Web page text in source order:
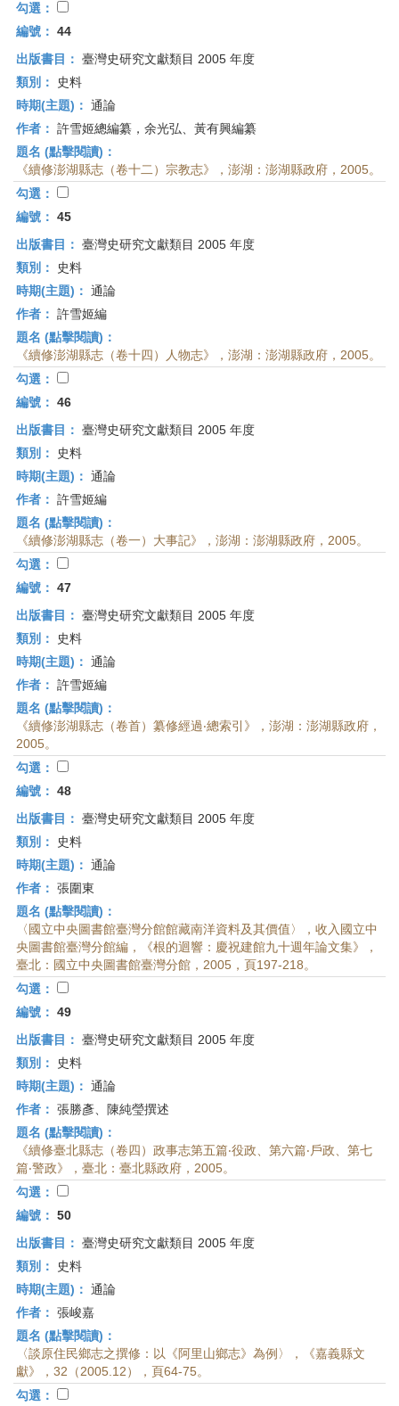
勾選：
編號： 44
出版書目： 臺灣史研究文獻類目 2005 年度
類別：
史料
時期(主題)： 通論
作者： 許雪姬總編纂，余光弘、黃有興編纂
題名 (點擊閱讀)：
《續修澎湖縣志（卷十二）宗教志》，澎湖：澎湖縣政府，2005。
勾選：
編號： 45
出版書目： 臺灣史研究文獻類目 2005 年度
類別：
史料
時期(主題)： 通論
作者： 許雪姬編
題名 (點擊閱讀)：
《續修澎湖縣志（卷十四）人物志》，澎湖：澎湖縣政府，2005。
勾選：
編號： 46
出版書目： 臺灣史研究文獻類目 2005 年度
類別：
史料
時期(主題)： 通論
作者： 許雪姬編
題名 (點擊閱讀)：
《續修澎湖縣志（卷一）大事記》，澎湖：澎湖縣政府，2005。
勾選：
編號： 47
出版書目： 臺灣史研究文獻類目 2005 年度
類別：
史料
時期(主題)： 通論
作者： 許雪姬編
題名 (點擊閱讀)：
《續修澎湖縣志（卷首）纂修經過‧總索引》，澎湖：澎湖縣政府，
2005。
勾選：
編號： 48
出版書目： 臺灣史研究文獻類目 2005 年度
類別：
史料
時期(主題)： 通論
作者： 張圍東
題名 (點擊閱讀)：
〈國立中央圖書館臺灣分館館藏南洋資料及其價值〉，收入國立中
央圖書館臺灣分館編，《根的迴響：慶祝建館九十週年論文集》，
臺北：國立中央圖書館臺灣分館，2005，頁197-218。
勾選：
編號： 49
出版書目： 臺灣史研究文獻類目 2005 年度
類別：
史料
時期(主題)： 通論
作者： 張勝彥、陳純瑩撰述
題名 (點擊閱讀)：
《續修臺北縣志（卷四）政事志第五篇‧役政、第六篇‧戶政、第七
篇‧警政》，臺北：臺北縣政府，2005。
勾選：
編號： 50
出版書目： 臺灣史研究文獻類目 2005 年度
類別：
史料
時期(主題)： 通論
作者： 張峻嘉
題名 (點擊閱讀)：
〈談原住民鄉志之撰修：以《阿里山鄉志》為例〉，《嘉義縣文
獻》，32（2005.12），頁64-75。
勾選：